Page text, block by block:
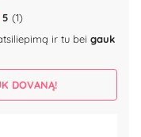
5 (1)
ir tu bei gauk
DOVANĄ!